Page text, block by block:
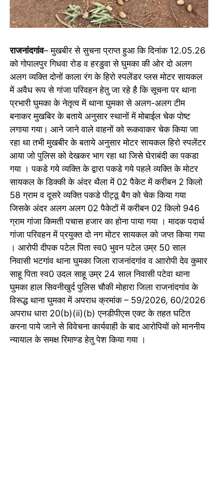
राजनांदगांव– मुखबीर से सुचना प्राप्त हुआ कि दिनांक 12.05.26
को गोपालपुर गिधवा रोड व हरडुवा से घुमका की ओर दो अलग
अलग व्यक्ति दोनों काला रंग के हिरो स्पलेंडर प्लस मोटर सायकल
में अवैध रूप से गांजा परिवहन हेतु जा रहे है कि सूचना पर थाना
प्रभारी घुमका के नेतृत्व में थाना घुमका से अलग-अलग टीम
बनाकर मुखबिर के बताये अनुसार स्थानों में मोबाईल चेक पोष्ट
लगाया गया। आने जाने वाले वाहनों को रूकवाकर चेक किया जा
रहा था तभी मुखबीर के बताये अनुसार मोटर सायकल हिरो स्पलेंटर
आया जो पुलिस को देखकर भाग रहा था जिसे घेराबंदी का पकडा
गया । पकडे गये व्यक्ति के द्वारा पकडे गये पहले व्यक्ति के मोटर
सायकल के डिक्की के अंदर थैला में 02 पैकेट में करीबन 2 किलो
58 ग्राम व दूसरे व्यक्ति पकडे पीट्ठू बैग को चेक किया गया
जिसके अंदर अलग अलग 02 पैकेटों में करीबन 02 किलो 946
ग्राम गांजा किमती पचास हजार का होना पाया गया । मादक पदार्थ
गांजा परिवहन में प्रयुक्त दो नग मोटर सायकल को जप्त किया गया
। आरोपी दीपक पटेल पिता स्व0 भुवन पटेल उम्र 50 साल
निवासी भटगांव थाना घुमका जिला राजनांदगांव व आारोपी देव कुमार
साहू पिता स्व0 उदल साहू उम्र 24 साल निवासी पटेवा थाना
घुमका हाल सिवनीखुर्द पुलिस चौकी मोहारा जिला राजनांदगांव के
विरूद्ध थाना घुमका में अपराध क्रमांक – 59/2026, 60/2026
अपराध धारा 20(b)(ii)(b) एनडीपीएस एक्ट के तहत घटित
करना पाये जाने से विवेचना कार्यवाही के बाद आरोपियों को माननीय
न्यायाल के समक्ष रिमाण्ड हेतु पेश किया गया ।